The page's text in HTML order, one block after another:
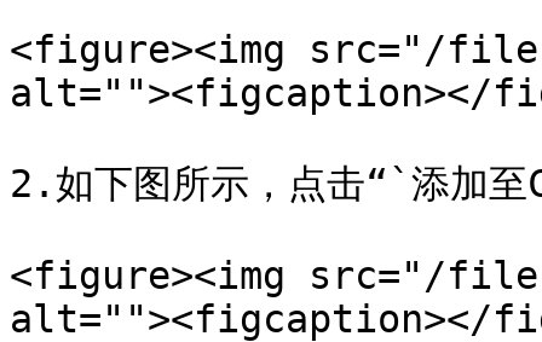
<figure><img src="/
alt=""><figcaption></
2.如下图所示，点击“`添加至
<figure><img src="/files/
alt=""><figcaption></